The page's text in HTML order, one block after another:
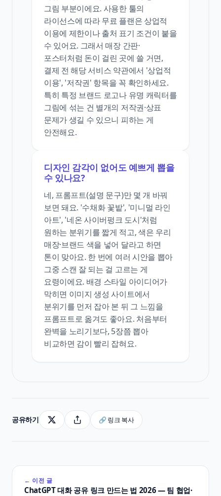
그림 부분이에요. 사용한 툴의
라이선스에 따라 무료 플랜은 상업적
이용에 제한이나 출처 표기 조건이 붙을
수 있어요. 그래서 매장 간판·
포스터처럼 돈이 걸린 곳에 쓸 거면,
결제 전 해당 서비스 약관에서 '상업적
이용', '저작권' 항목을 꼭 확인하세요.
특히 특정 브랜드 로고나 유명 캐릭터를
그림에 섞는 건 별개의 저작권·상표
문제가 생길 수 있으니 피하는 게
안전해요.
디자인 감각이 없어도 예쁘게 뽑을
수 있나요?
네, 프롬프트(설명 문구)만 몇 개 바꿔
보면 돼요. '수채화 꽃밭', '미니멀 라인
아트', '네온 사이버펑크 도시'처럼
원하는 분위기를 짧게 적고, 색은 우리
매장·브랜드 색을 넣어 달라고 하면
톤이 맞아요. 한 번에 여러 시안을 뽑아
그중 스캔 잘 되는 걸 고르는 게
요령이에요. 배경 스타일 아이디어가
막히면 이미지 생성 사이트에서
분위기를 먼저 잡아 본 뒤 그 느낌을
프롬프트로 옮겨도 좋아요. 처음부터
완벽을 노리기보다, 5장쯤 뽑아
비교하면 감이 빨리 잡혀요.
공유하기 🔗 링크 복사
← 이전 글
ChatGPT 대화 공유 링크 만드는 법 2026 — 팀 협업·